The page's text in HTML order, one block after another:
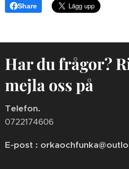
Share
Har du frågor?
mejla oss på
Telefon.
0722174606
E-post :